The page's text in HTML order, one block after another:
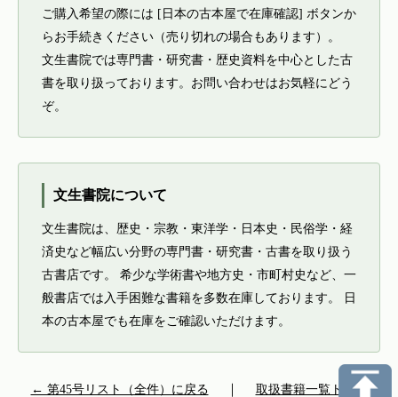
ご購入希望の際には [日本の古本屋で在庫確認] ボタンか
らお手続きください（売り切れの場合もあります）。
文生書院では専門書・研究書・歴史資料を中心とした古
書を取り扱っております。お問い合わせはお気軽にどう
ぞ。
文生書院について
文生書院は、歴史・宗教・東洋学・日本史・民俗学・経
済史など幅広い分野の専門書・研究書・古書を取り扱う
古書店です。 希少な学術書や地方史・市町村史など、一
般書店では入手困難な書籍を多数在庫しております。 日
本の古本屋でも在庫をご確認いただけます。
← 第45号リスト（全件）に戻る 取扱書籍一覧トップ